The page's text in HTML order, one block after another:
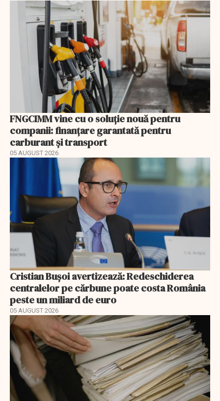
FNGCIMM vine cu o soluție nouă pentru
companii: finanțare garantată pentru
carburant și transport
05 AUGUST 2026
Cristian Bușoi avertizează: Redeschiderea
centralelor pe cărbune poate costa România
peste un miliard de euro
05 AUGUST 2026